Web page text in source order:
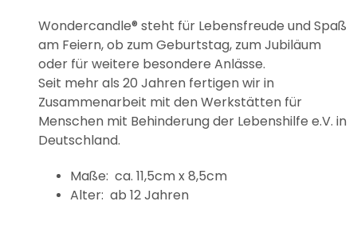
Wondercandle® steht für Lebensfreude und Spaß
am Feiern, ob zum Geburtstag, zum Jubiläum
oder für weitere besondere Anlässe.
Seit mehr als 20 Jahren fertigen wir in
Zusammenarbeit mit den Werkstätten für
Menschen mit Behinderung der Lebenshilfe e.V. in
Deutschland.
Maße: ca. 11,5cm x 8,5cm
Alter: ab 12 Jahren